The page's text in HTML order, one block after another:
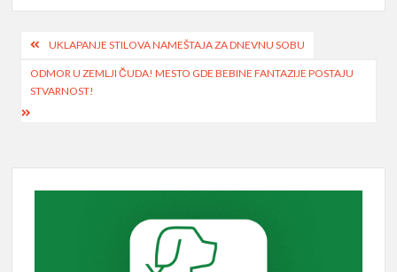
Post
navigation
UKLAPANJE STILOVA NAMEŠTAJA ZA DNEVNU SOBU
ODMOR U ZEMLJI ČUDA! MESTO GDE BEBINE FANTAZIJE POSTAJU
STVARNOST!